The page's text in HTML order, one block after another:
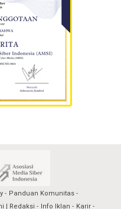
Panduan Komunitas
| Redaksi Info Iklan Karir